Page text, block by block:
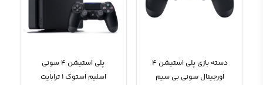
دسته بازی پلی‌ استیشن 4
اورجینال سونی بی سیم
پلی استیشن 4 سونی
اسلیم استوک 1 ترابایت